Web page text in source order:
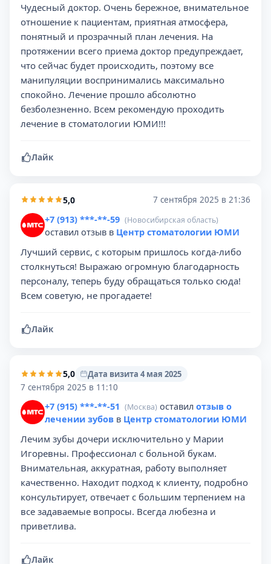
Чудесный доктор. Очень бережное, внимательное
отношение к пациентам, приятная атмосфера,
понятный и прозрачный план лечения. На
протяжении всего приема доктор предупреждает,
что сейчас будет происходить, поэтому все
манипуляции воспринимались максимально
спокойно. Лечение прошло абсолютно
безболезненно. Всем рекомендую проходить
лечение в стоматологии ЮМИ!!!
Лайк
5,0 7 сентября 2025 в 21:36
+7 (913) ***-**-59 (Новосибирская область)
оставил отзыв в Центр стоматологии ЮМИ
Лучший сервис, с которым пришлось когда-либо
столкнуться! Выражаю огромную благодарность
персоналу, теперь буду обращаться только сюда!
Всем советую, не прогадаете!
Лайк
5,0
Дата визита 4 мая 2025
7 сентября 2025 в 11:10
+7 (915) ***-**-51 (Москва) оставил отзыв о
лечении зубов в Центр стоматологии ЮМИ
Лечим зубы дочери исключительно у Марии
Игоревны. Профессионал с больной букам.
Внимательная, аккуратная, работу выполняет
качественно. Находит подход к клиенту, подробно
консультирует, отвечает с большим терпением на
все задаваемые вопросы. Всегда любезна и
приветлива.
Лайк